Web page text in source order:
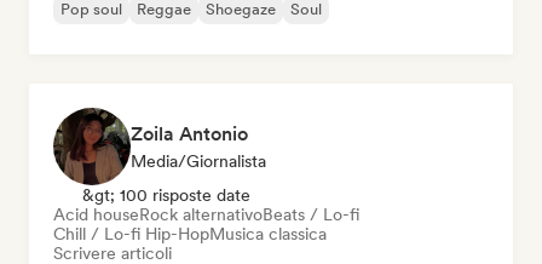
Pop soul
Reggae Shoegaze Soul
Zoila Antonio
Media/Giornalista
&gt; 100 risposte date
Acid houseRock alternativoBeats / Lo-fi
Chill / Lo-fi Hip-HopMusica classica
Scrivere articoli